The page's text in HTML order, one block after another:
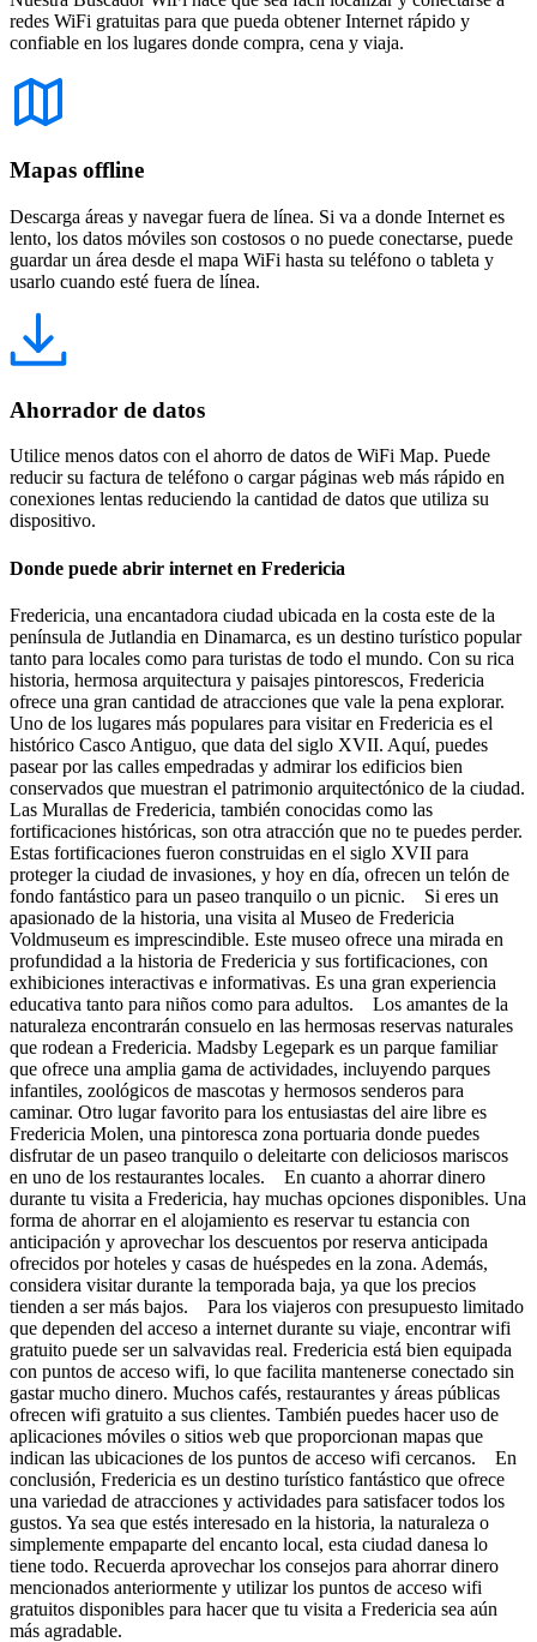
redes WiFi gratuitas para que pueda obtener Internet rápido y
confiable en los lugares donde compra, cena y viaja.
Mapas offline
Descarga áreas y navegar fuera de línea. Si va a donde Internet es
lento, los datos móviles son costosos o no puede conectarse, puede
guardar un área desde el mapa WiFi hasta su teléfono o tableta y
usarlo cuando esté fuera de línea.
Ahorrador de datos
Utilice menos datos con el ahorro de datos de WiFi Map. Puede
reducir su factura de teléfono o cargar páginas web más rápido en
conexiones lentas reduciendo la cantidad de datos que utiliza su
dispositivo.
Donde puede abrir internet en Fredericia
Fredericia, una encantadora ciudad ubicada en la costa este de la
península de Jutlandia en Dinamarca, es un destino turístico popular
tanto para locales como para turistas de todo el mundo. Con su rica
historia, hermosa arquitectura y paisajes pintorescos, Fredericia
ofrece una gran cantidad de atracciones que vale la pena explorar.
Uno de los lugares más populares para visitar en Fredericia es el
histórico Casco Antiguo, que data del siglo XVII. Aquí, puedes
pasear por las calles empedradas y admirar los edificios bien
conservados que muestran el patrimonio arquitectónico de la ciudad.
Las Murallas de Fredericia, también conocidas como las
fortificaciones históricas, son otra atracción que no te puedes perder.
Estas fortificaciones fueron construidas en el siglo XVII para
proteger la ciudad de invasiones, y hoy en día, ofrecen un telón de
fondo fantástico para un paseo tranquilo o un picnic. Si eres un
apasionado de la historia, una visita al Museo de Fredericia
Voldmuseum es imprescindible. Este museo ofrece una mirada en
profundidad a la historia de Fredericia y sus fortificaciones, con
exhibiciones interactivas e informativas. Es una gran experiencia
educativa tanto para niños como para adultos. Los amantes de la
naturaleza encontrarán consuelo en las hermosas reservas naturales
que rodean a Fredericia. Madsby Legepark es un parque familiar
que ofrece una amplia gama de actividades, incluyendo parques
infantiles, zoológicos de mascotas y hermosos senderos para
caminar. Otro lugar favorito para los entusiastas del aire libre es
Fredericia Molen, una pintoresca zona portuaria donde puedes
disfrutar de un paseo tranquilo o deleitarte con deliciosos mariscos
en uno de los restaurantes locales. En cuanto a ahorrar dinero
durante tu visita a Fredericia, hay muchas opciones disponibles. Una
forma de ahorrar en el alojamiento es reservar tu estancia con
anticipación y aprovechar los descuentos por reserva anticipada
ofrecidos por hoteles y casas de huéspedes en la zona. Además,
considera visitar durante la temporada baja, ya que los precios
tienden a ser más bajos. Para los viajeros con presupuesto limitado
que dependen del acceso a internet durante su viaje, encontrar wifi
gratuito puede ser un salvavidas real. Fredericia está bien equipada
con puntos de acceso wifi, lo que facilita mantenerse conectado sin
gastar mucho dinero. Muchos cafés, restaurantes y áreas públicas
ofrecen wifi gratuito a sus clientes. También puedes hacer uso de
aplicaciones móviles o sitios web que proporcionan mapas que
indican las ubicaciones de los puntos de acceso wifi cercanos. En
conclusión, Fredericia es un destino turístico fantástico que ofrece
una variedad de atracciones y actividades para satisfacer todos los
gustos. Ya sea que estés interesado en la historia, la naturaleza o
simplemente empaparte del encanto local, esta ciudad danesa lo
tiene todo. Recuerda aprovechar los consejos para ahorrar dinero
mencionados anteriormente y utilizar los puntos de acceso wifi
gratuitos disponibles para hacer que tu visita a Fredericia sea aún
más agradable.